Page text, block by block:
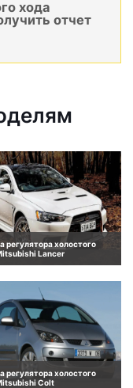
хода
отчет
регулятора холостого
Lancer
регулятора холостого
Colt